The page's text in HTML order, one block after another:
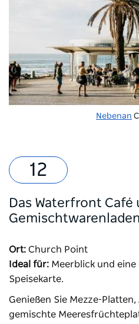
Nebenan
Das Waterfront Café
Gemischtwarenladen
Ort: Church Point
Ideal für: Meerblick und
Speisekarte.
Genießen Sie Mezze-
gemischte